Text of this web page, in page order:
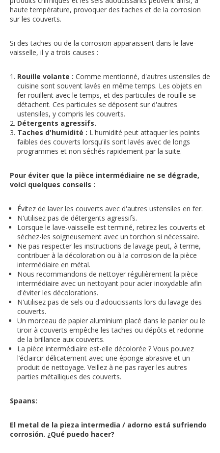
haute température, provoquer des taches et de la corrosion
sur les couverts.
Si des taches ou de la corrosion apparaissent dans le lave-
vaisselle, il y a trois causes :
Rouille volante : Comme mentionné, d'autres ustensiles de
cuisine sont souvent lavés en même temps. Les objets en
fer rouillent avec le temps, et des particules de rouille se
détachent. Ces particules se déposent sur d'autres
ustensiles, y compris les couverts.
Détergents agressifs.
Taches d'humidité : L'humidité peut attaquer les points
faibles des couverts lorsqu'ils sont lavés avec de longs
programmes et non séchés rapidement par la suite.
Pour éviter que la pièce intermédiaire ne se dégrade,
voici quelques conseils :
Évitez de laver les couverts avec d'autres ustensiles en fer.
N'utilisez pas de détergents agressifs.
Lorsque le lave-vaisselle est terminé, retirez les couverts et
séchez-les soigneusement avec un torchon si nécessaire.
Ne pas respecter les instructions de lavage peut, à terme,
contribuer à la décoloration ou à la corrosion de la pièce
intermédiaire en métal.
Nous recommandons de nettoyer régulièrement la pièce
intermédiaire avec un nettoyant pour acier inoxydable afin
d'éviter les décolorations.
N'utilisez pas de sels ou d'adoucissants lors du lavage des
couverts.
Un morceau de papier aluminium placé dans le panier ou le
tiroir à couverts empêche les taches ou dépôts et redonne
de la brillance aux couverts.
La pièce intermédiaire est-elle décolorée ? Vous pouvez
l’éclaircir délicatement avec une éponge abrasive et un
produit de nettoyage. Veillez à ne pas rayer les autres
parties métalliques des couverts.
Spaans:
El metal de la pieza intermedia / adorno está sufriendo
corrosión. ¿Qué puedo hacer?